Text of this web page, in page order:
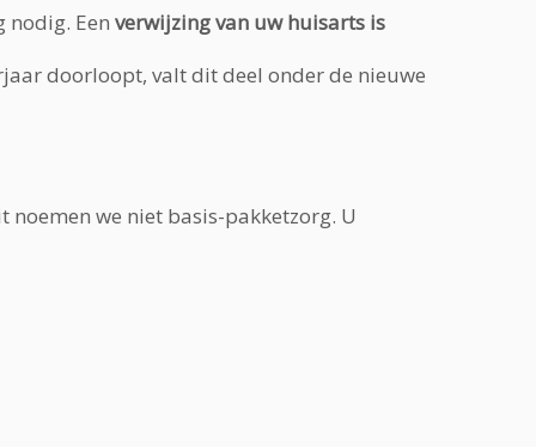
nodig. Een verwijzing van uw huisarts is
door­loopt, valt dit deel onder de nieuwe
we niet basis-pakketzorg. U